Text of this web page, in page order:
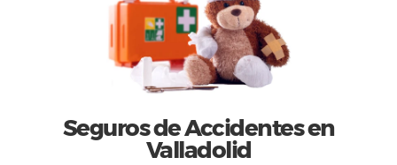
Seguros de Accidentes en
Valladolid